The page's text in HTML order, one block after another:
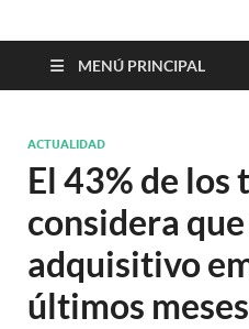
Mireya
MENÚ PRINCIPAL
ACTUALIDAD
El 43% de los
considera
adquisitivo
últimos meses